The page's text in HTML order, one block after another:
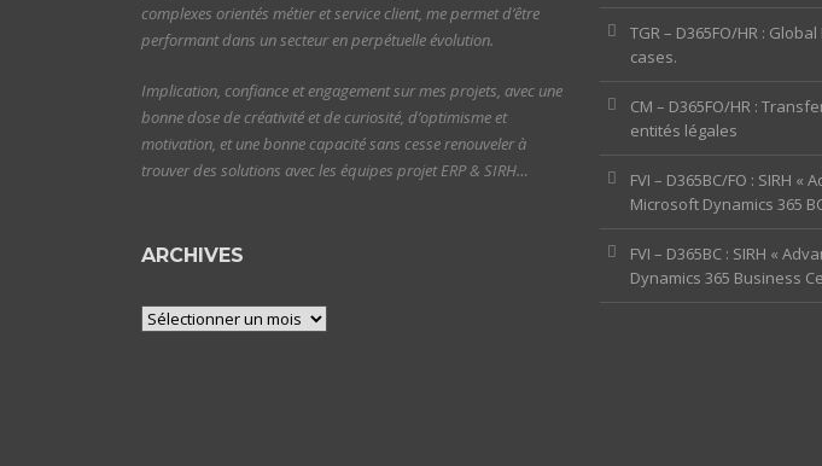
complexes orientés métier et service client, me permet d’être
performant dans un secteur en perpétuelle évolution.
Implication, confiance et engagement sur mes projets, avec une
bonne dose de créativité et de curiosité, d’optimisme et
motivation, et une bonne capacité sans cesse renouveler à
trouver des solutions avec les équipes projet ERP & SIRH…
ARCHIVES
Archives
TGR – D365FO/HR :
cases.
CM – D365FO/HR :
entités légales
FVI – D365BC/FO : SIRH «
Microsoft Dynamics 365
FVI – D365BC : SIRH «
Dynamics 365 Business